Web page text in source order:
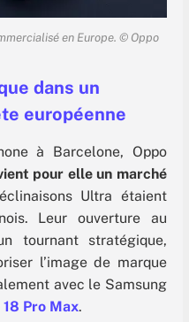
en Europe. © Oppo
dans un
européenne
à Barcelone, Oppo
pour elle un marché
Ultra étaient
Leur ouverture au
tournant stratégique,
l’image de marque
avec le Samsung
18 Pro Max.